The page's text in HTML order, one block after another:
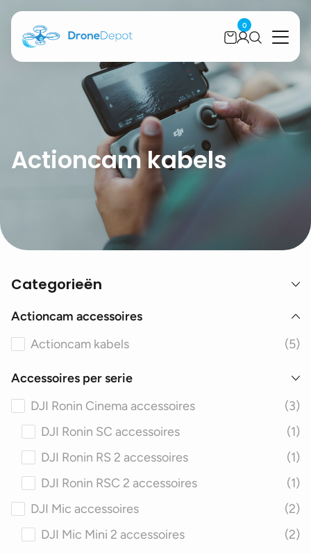
0
Actioncam kabels
Categorieën
Actioncam accessoires
Actioncam kabels
(5)
Accessoires per serie
DJI Ronin Cinema accessoires
(3)
DJI Ronin SC accessoires
(1)
DJI Ronin RS 2 accessoires
(1)
DJI Ronin RSC 2 accessoires
(1)
DJI Mic accessoires
(2)
DJI Mic Mini 2 accessoires
(2)